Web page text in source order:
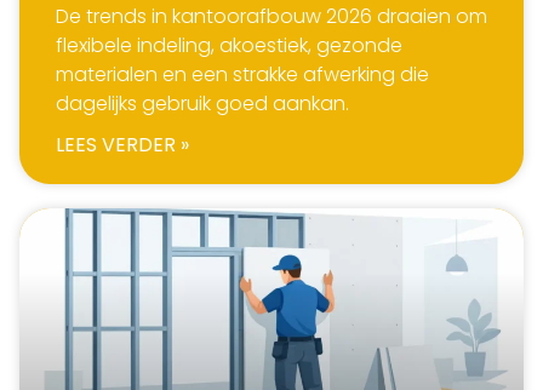
De trends in kantoorafbouw 2026 draaien om
flexibele indeling, akoestiek, gezonde
materialen en een strakke afwerking die
dagelijks gebruik goed aankan.
LEES VERDER »